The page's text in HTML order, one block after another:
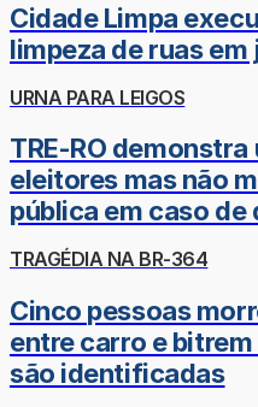
Cidade Limpa
limpeza de ruas em
URNA PARA LEIGOS
TRE-RO
eleitores mas não
pública em caso de
TRAGÉDIA NA BR-364
Cinco pessoas
entre carro e
são identificadas